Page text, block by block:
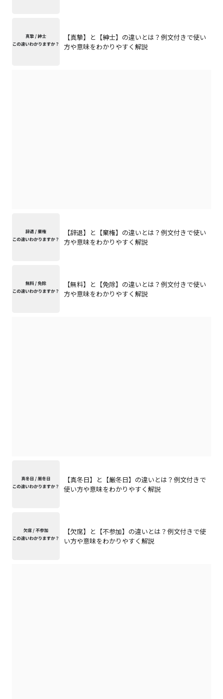
【真摯】と【紳士】の違いとは？例文付きで使い
方や意味をわかりやすく解説
【辞退】と【棄権】の違いとは？例文付きで使い
方や意味をわかりやすく解説
【無料】と【免除】の違いとは？例文付きで使い
方や意味をわかりやすく解説
【真冬日】と【厳冬日】の違いとは？例文付きで
使い方や意味をわかりやすく解説
【欠席】と【不参加】の違いとは？例文付きで使
い方や意味をわかりやすく解説